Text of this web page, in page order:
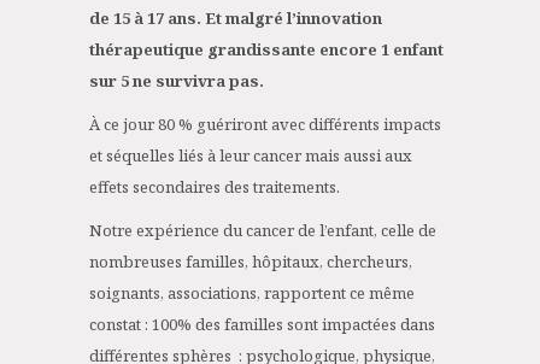
de 15 à 17 ans. Et malgré l’innovation
thérapeutique grandissante encore 1 enfant
sur 5 ne survivra pas.
À ce jour 80 % guériront avec différents impacts
et séquelles liés à leur cancer mais aussi aux
effets secondaires des traitements.
Notre expérience du cancer de l’enfant, celle de
nombreuses familles, hôpitaux, chercheurs,
soignants, associations, rapportent ce même
constat : 100% des familles sont impactées dans
différentes sphères : psychologique, physique,